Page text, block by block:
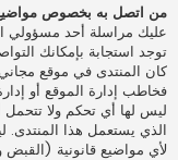
من اتصل به بخصوص مواضيع
عليك مراسلة أحد مسؤولي
توجد استجابة بإمكانك
ليس لها أي تحكم ولا
لأي مواضيع قانونية (القبض